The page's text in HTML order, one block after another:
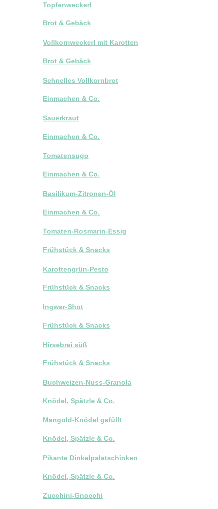
Topfenweckerl
Brot & Gebäck
Vollkornweckerl mit Karotten
Brot & Gebäck
Schnelles Vollkornbrot
Einmachen & Co.
Sauerkraut
Einmachen & Co.
Tomatensugo
Einmachen & Co.
Basilikum-Zitronen-Öl
Einmachen & Co.
Tomaten-Rosmarin-Essig
Frühstück & Snacks
Karottengrün-Pesto
Frühstück & Snacks
Ingwer-Shot
Frühstück & Snacks
Hirsebrei süß
Frühstück & Snacks
Buchweizen-Nuss-Granola
Knödel, Spätzle & Co.
Mangold-Knödel gefüllt
Knödel, Spätzle & Co.
Pikante Dinkelpalatschinken
Knödel, Spätzle & Co.
Zucchini-Gnocchi